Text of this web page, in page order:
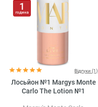
1
година
Відгуки (1)
Лосьйон №1 Margys Monte
Carlo The Lotion №1